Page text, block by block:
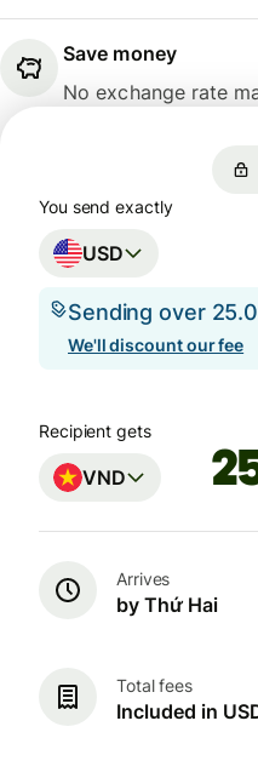
Save money
No exchange rate
You send exactly
USD
Sending over
We'll discount our fee
Recipient gets
VND
Arrives
by Thứ Hai
Total fees
Included in